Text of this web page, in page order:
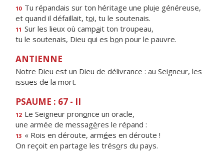
10 Tu répandais sur ton héritage une pluie généreuse,
et quand il défaillait, toi, tu le soutenais.
11 Sur les lieux où campait ton troupeau,
tu le soutenais, Dieu qui es bon pour le pauvre.
ANTIENNE
Notre Dieu est un Dieu de délivrance : au Seigneur, les
issues de la mort.
PSAUME : 67 - II
12 Le Seigneur prononce un oracle,
une armée de messagères le répand :
13 « Rois en déroute, armées en déroute !
On reçoit en partage les trésors du pays.